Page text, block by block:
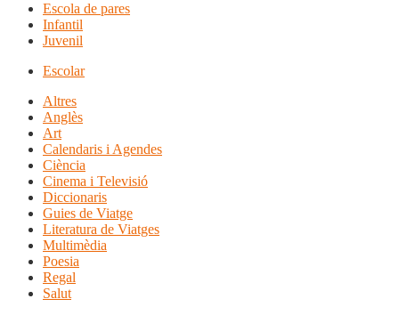
Escola de pares
Infantil
Juvenil
Escolar
Altres
Anglès
Art
Calendaris i Agendes
Ciència
Cinema i Televisió
Diccionaris
Guies de Viatge
Literatura de Viatges
Multimèdia
Poesia
Regal
Salut